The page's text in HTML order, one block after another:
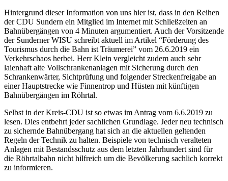
Hintergrund dieser Information von uns hier ist, dass in den Reihen
der CDU Sundern ein Mitglied im Internet mit Schließzeiten an
Bahnübergängen von 4 Minuten argumentiert. Auch der Vorsitzende
der Sunderner WISU schreibt aktuell im Artikel “Förderung des
Tourismus durch die Bahn ist Träumerei” vom 26.6.2019 ein
Verkehrschaos herbei. Herr Klein vergleicht zudem auch sehr
laienhaft alte Vollschrankenanlagen mit Sicherung durch den
Schrankenwärter, Sichtprüfung und folgender Streckenfreigabe an
einer Hauptstrecke wie Finnentrop und Hüsten mit künftigen
Bahnübergängen im Röhrtal.
Selbst in der Kreis-CDU ist so etwas im Antrag vom 6.6.2019 zu
lesen. Dies entbehrt jeder sachlichen Grundlage. Jeder neu technisch
zu sichernde Bahnübergang hat sich an die aktuellen geltenden
Regeln der Technik zu halten. Beispiele von technisch veralteten
Anlagen mit Bestandsschutz aus dem letzten Jahrhundert sind für
die Röhrtalbahn nicht hilfreich um die Bevölkerung sachlich korrekt
zu informieren.